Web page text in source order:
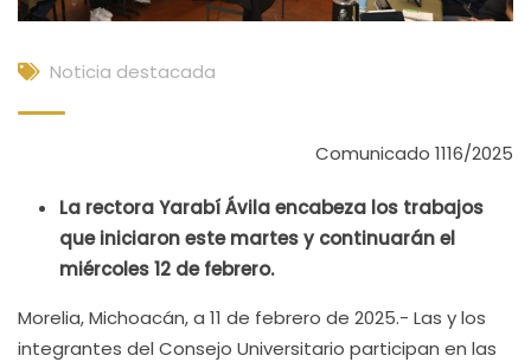
Noticia destacada
Comunicado 1116/2025
La rectora Yarabí Ávila encabeza los trabajos
que iniciaron este martes y continuarán el
miércoles 12 de febrero.
Morelia, Michoacán, a 11 de febrero de 2025.- Las y los
integrantes del Consejo Universitario participan en las